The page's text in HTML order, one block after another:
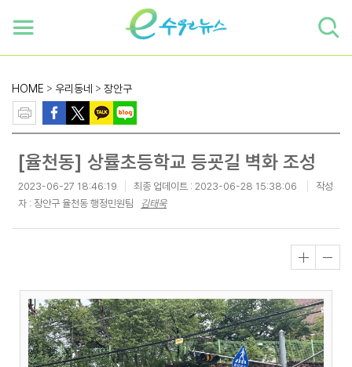
HOME > 우리동네 > 장안구
[율천동] 상률초등학교 등굣길 벽화 조성
2023-06-27 18:46:19 최종 업데이트 : 2023-06-28 15:38:06
작성
자 : 장안구 율천동 행정민원팀
김태욱